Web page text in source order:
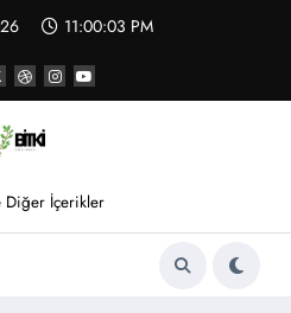
11:00:04 PM
Diğer İçerikler